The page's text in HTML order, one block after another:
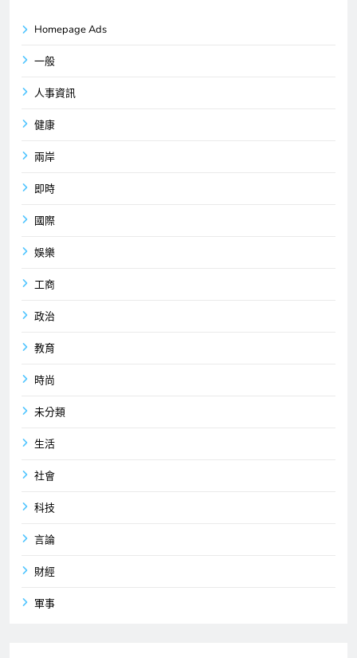
Homepage Ads
一般
人事資訊
健康
兩岸
即時
國際
娛樂
工商
政治
教育
時尚
未分類
生活
社會
科技
言論
財經
軍事